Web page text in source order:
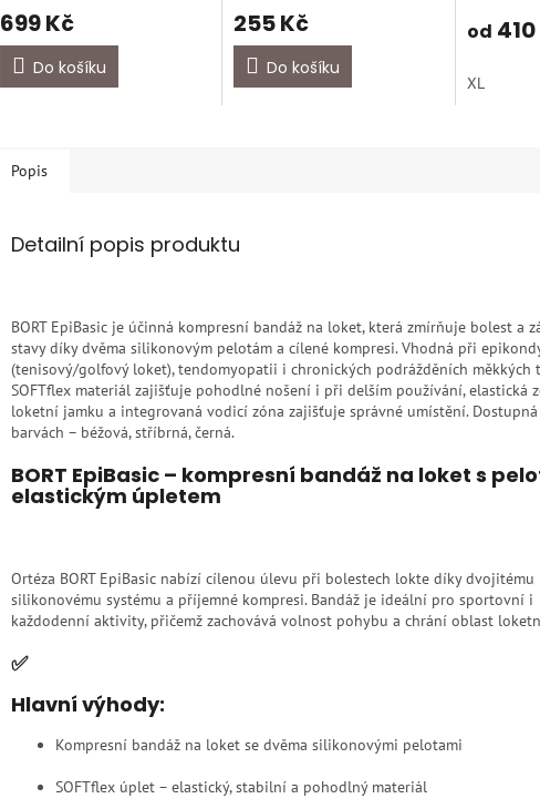
699 Kč
Do košíku
255 Kč
Do košíku
od
XL
Popis
Detailní popis produktu
BORT EpiBasic je účinná kompresní bandáž na loket, která zmírňuje bolest a
stavy díky dvěma silikonovým pelotám a cílené kompresi. Vhodná při
(tenisový/golfový loket), tendomyopatii i chronických podrážděních měkkých
SOFTflex materiál zajišťuje pohodlné nošení i při delším používání, elastická
loketní jamku a integrovaná vodicí zóna zajišťuje správné umístění.
barvách – béžová, stříbrná, černá.
BORT EpiBasic – kompresní bandáž na loket s
elastickým úpletem
Ortéza BORT EpiBasic nabízí cílenou úlevu při bolestech lokte díky dvojitému
silikonovému systému a příjemné kompresi. Bandáž je ideální pro sportovní i
každodenní aktivity, přičemž zachovává volnost pohybu a chrání oblast
✅
Hlavní výhody:
Kompresní bandáž na loket se dvěma silikonovými pelotami
SOFTflex úplet – elastický, stabilní a pohodlný materiál